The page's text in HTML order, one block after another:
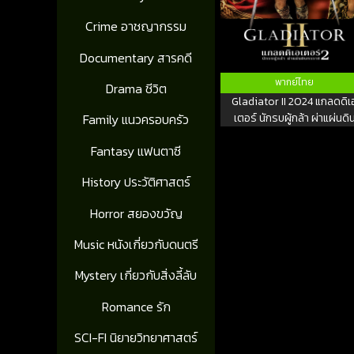
Crime อาชญากรรม
Documentary สารคดี
Drama ชีวิต
Family แนวครอบครัว
Fantasy แฟนตาซี
History ประวัติศาสตร์
Horror สยองขวัญ
Music หนังเกี่ยวกับดนตรี
Mystery เกี่ยวกับสิ่งลี้ลับ
Romance รัก
SCI-FI นิยายวิทยาศาสตร์
พากย์ไทย
Gladiator II 2024 แกลดดิ
เตอร์ นักรบผู้กล้า ผ่าแผ่นดิ